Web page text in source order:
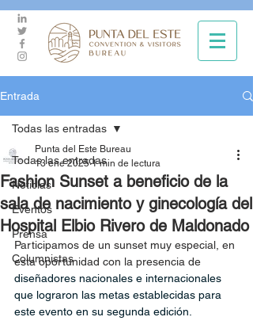
Entrada
Todas las entradas
Noticias
Eventos
Prensa
Columnistas
Todas las entradas
Fashion Sunset a beneficio de la
sala de nacimiento y ginecología del
Hospital Elbio Rivero de Maldonado
Punta del Este Bureau
13 ene 2025 1 min de lectura
Participamos de un sunset muy especial, en
esta oportunidad con la presencia de
diseñadores nacionales e internacionales
que lograron las metas establecidas para
este evento en su segunda edición.